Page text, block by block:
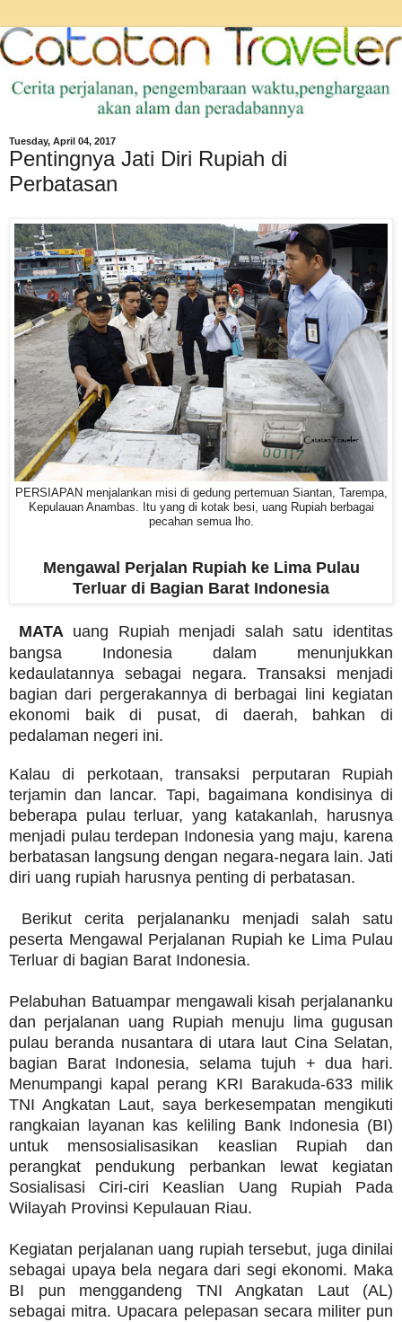
Tuesday, April 04, 2017
Pentingnya Jati Diri Rupiah di
Perbatasan
PERSIAPAN menjalankan misi di gedung pertemuan Siantan, Tarempa,
Kepulauan Anambas. Itu yang di kotak besi, uang Rupiah berbagai
pecahan semua lho.
Mengawal Perjalan Rupiah ke Lima Pulau
Terluar di Bagian Barat Indonesia
MATAuang Rupiah menjadi salah satu identitas
bangsa Indonesia dalam menunjukkan
kedaulatannya sebagai negara. Transaksi menjadi
bagian dari pergerakannya di berbagai lini kegiatan
ekonomi baik di pusat, di daerah, bahkan di
pedalaman negeri ini.
Kalau di perkotaan, transaksi perputaran Rupiah
terjamin dan lancar. Tapi, bagaimana kondisinya di
beberapa pulau terluar, yang katakanlah, harusnya
menjadi pulau terdepan Indonesia yang maju, karena
berbatasan langsung dengan negara-negara lain. Jati
diri uang rupiah harusnya penting di perbatasan.
Berikut cerita perjalananku menjadi salah satu
peserta Mengawal Perjalanan Rupiah ke Lima Pulau
Terluar di bagian Barat Indonesia.
Pelabuhan Batuampar mengawali kisah perjalananku
dan perjalanan uang Rupiah menuju lima gugusan
pulau beranda nusantara di utara laut Cina Selatan,
bagian Barat Indonesia, selama tujuh + dua hari.
Menumpangi kapal perang KRI Barakuda-633 milik
TNI Angkatan Laut, saya berkesempatan mengikuti
rangkaian layanan kas keliling Bank Indonesia (BI)
untuk mensosialisasikan keaslian Rupiah dan
perangkat pendukung perbankan lewat kegiatan
Sosialisasi Ciri-ciri Keaslian Uang Rupiah Pada
Wilayah Provinsi Kepulauan Riau.
Kegiatan perjalanan uang rupiah tersebut, juga dinilai
sebagai upaya bela negara dari segi ekonomi. Maka
BI pun menggandeng TNI Angkatan Laut (AL)
sebagai mitra. Upacara pelepasan secara militer pun